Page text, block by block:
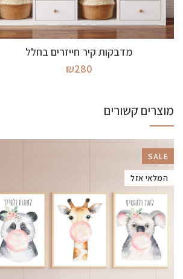
מידע נוסף
מדבקות קיר חייזרים בחלל
₪280
מוצרים קשורים
SALE
המלאי אזל